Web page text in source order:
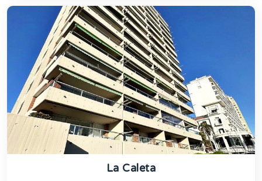
La Caleta